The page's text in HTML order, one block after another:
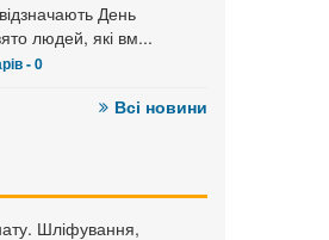
День
людей, які вм...
- 0
Всі новини
Шліфування,